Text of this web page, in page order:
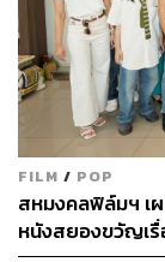
FILM / POP
สหมงคลฟิล์มฯ เ
หนังสยองขวัญเรื่